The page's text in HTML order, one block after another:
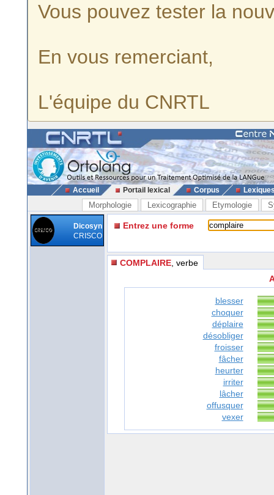
Vous pouvez tester la
En vous remerciant,
L'équipe du CNRTL
Accueil Portail lexical Corpus
Morphologie Lexicographie Etymologie
Dicosyn
CRISCO
Entrez une forme
COMPLAIRE , verbe
blesser
choquer
déplaire
désobliger
froisser
fâcher
heurter
irriter
lâcher
offusquer
vexer